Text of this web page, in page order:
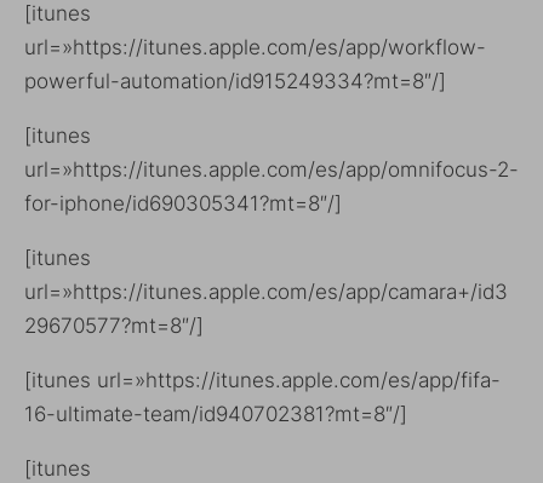
[itunes
url=»https://itunes.apple.com/es/app/workflow-
powerful-automation/id915249334?mt=8″/]
[itunes
url=»https://itunes.apple.com/es/app/omnifocus-2-
for-iphone/id690305341?mt=8″/]
[itunes
url=»https://itunes.apple.com/es/app/camara+/id3
29670577?mt=8″/]
[itunes url=»https://itunes.apple.com/es/app/fifa-
16-ultimate-team/id940702381?mt=8″/]
[itunes